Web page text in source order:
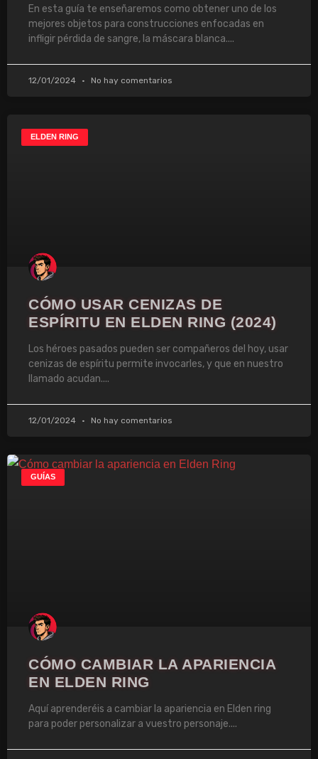
En esta guía te enseñaremos como obtener uno de los
mejores objetos para construcciones enfocadas en
infligir pérdida de sangre, la máscara blanca.
12/01/2024 No hay comentarios
ELDEN RING
CÓMO USAR CENIZAS DE
ESPÍRITU EN ELDEN RING (2024)
Los héroes pasados pueden ser compañeros del hoy, usar
cenizas de espíritu permite invocarles, y que en nuestro
llamado acudan.
12/01/2024 No hay comentarios
GUÍAS
CÓMO CAMBIAR LA APARIENCIA
EN ELDEN RING
Aquí aprenderéis a cambiar la apariencia en Elden ring
para poder personalizar a vuestro personaje.